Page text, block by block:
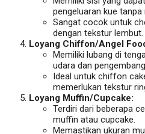
pengeluaran kue
Sangat cocok untuk
dengan tekstur lembut.
Loyang Chiffon/Angel
Memiliki lubang di
udara dan
Ideal untuk chiffon
memerlukan tekstur
Loyang Muffin/Cupcake:
Terdiri dari beberapa
muffin atau cupcake.
Memastikan ukuran